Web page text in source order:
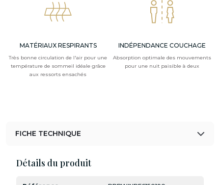
MATÉRIAUX RESPIRANTS
Très bonne circulation de l'air pour une
température de sommeil idéale grâce
aux ressorts ensachés
INDÉPENDANCE COUCHAGE
Absorption optimale des mouvements
pour une nuit paisible à deux
FICHE TECHNIQUE
Détails du produit